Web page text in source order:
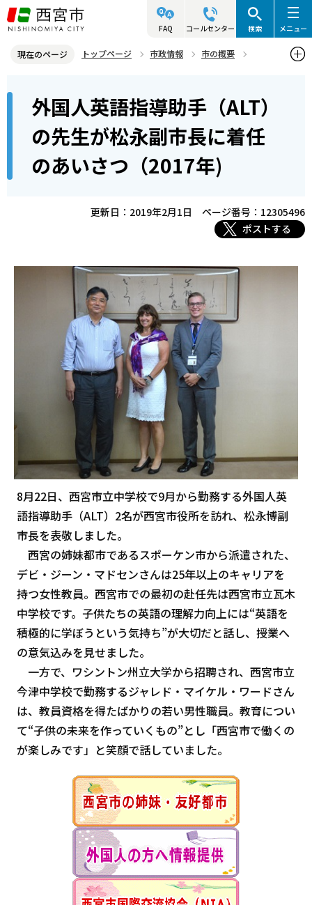
こ
の
ジ
す
FAQ コールセンター 検索 メニュー
現在のページ トップページ 市政情報
市の概要
姉妹都市 スポーケン市（アメリカ・ワシントン州）
外国人英語指導助手（ALT）の先生が松永副市長に着任のあいさつ
（2017年)
ら
外国人英語指導助手（ALT）
の先生が松永副市長に着任
のあいさつ（2017年)
更新日：2019年2月1日
ページ番号：12305496
ポストする
8月22日、西宮市立中学校で9月から勤務する外国人英
語指導助手（ALT）2名が西宮市役所を訪れ、松永博副
市長を表敬しました。
西宮の姉妹都市であるスポーケン市から派遣された、
デビ・ジーン・マドセンさんは25年以上のキャリアを
持つ女性教員。西宮市での最初の赴任先は西宮市立瓦木
中学校です。子供たちの英語の理解力向上には“英語を
積極的に学ぼうという気持ち”が大切だと話し、授業へ
の意気込みを見せました。
一方で、ワシントン州立大学から招聘され、西宮市立
今津中学校で勤務するジャレド・マイケル・ワードさん
は、教員資格を得たばかりの若い男性職員。教育につい
て“子供の未来を作っていくもの”とし「西宮市で働くの
が楽しみです」と笑顔で話していました。